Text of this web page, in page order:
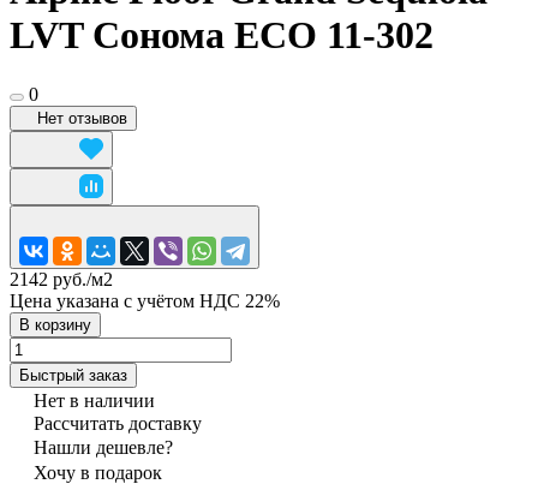
LVT Сонома ECO 11-302
0
Нет отзывов
2142 руб./м2
Цена указана с учётом НДС 22%
В корзину
Быстрый заказ
Нет в наличии
Рассчитать доставку
Нашли дешевле?
Хочу в подарок